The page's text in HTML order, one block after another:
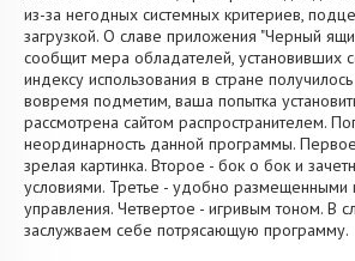
из-за негодных системных критериев,
загрузкой. О славе приложения "Черный
сообщит мера обладателей, установивших
индексу использования в стране
вовремя подметим, ваша попытка
рассмотрена сайтом распространителем.
неординарность данной программы.
зрелая картинка. Второе - бок о бок и
условиями. Третье - удобно размещенными
управления. Четвертое - игривым тоном. В
заслужваем себе потрясающую программу.